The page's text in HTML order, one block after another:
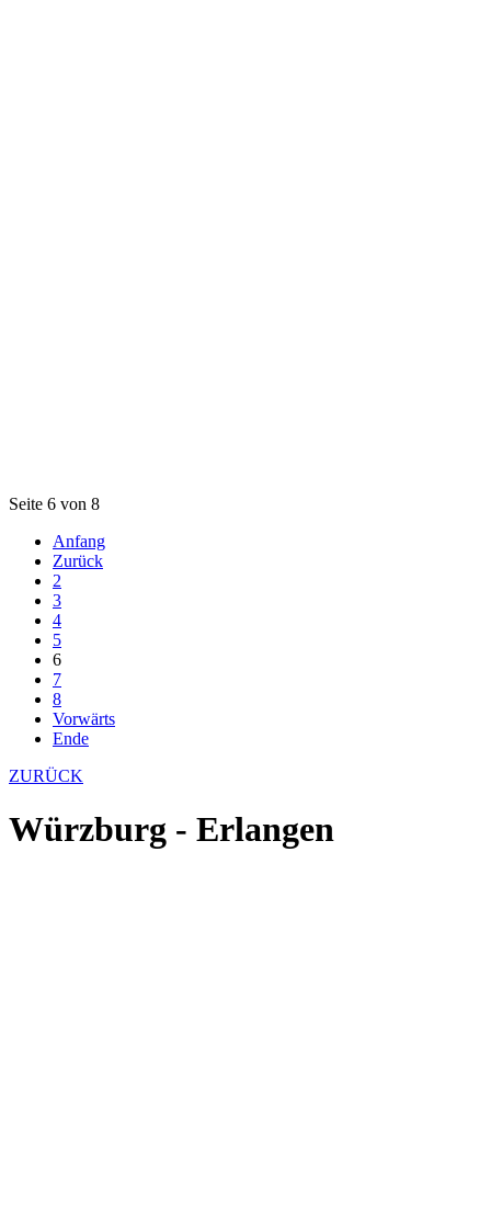
Seite 6 von 8
Anfang
Zurück
2
3
4
5
6
7
8
Vorwärts
Ende
ZURÜCK
Würzburg - Erlangen